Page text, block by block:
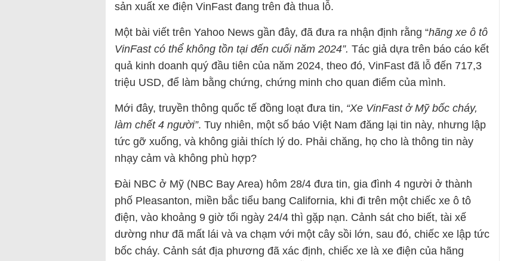
sản xuất xe điện VinFast đang trên đà thua lỗ.
Một bài viết trên Yahoo News gần đây, đã đưa ra nhận định rằng “hãng xe ô tô
VinFast có thể không tồn tại đến cuối năm 2024”. Tác giả dựa trên báo cáo kết
quả kinh doanh quý đầu tiên của năm 2024, theo đó, VinFast đã lỗ đến 717,3
triệu USD, để làm bằng chứng, chứng minh cho quan điểm của mình.
Mới đây, truyền thông quốc tế đồng loạt đưa tin, “Xe VinFast ở Mỹ bốc cháy,
làm chết 4 người”. Tuy nhiên, một số báo Việt Nam đăng lại tin này, nhưng lập
tức gỡ xuống, và không giải thích lý do. Phải chăng, họ cho là thông tin này
nhạy cảm và không phù hợp?
Đài NBC ở Mỹ (NBC Bay Area) hôm 28/4 đưa tin, gia đình 4 người ở thành
phố Pleasanton, miền bắc tiểu bang California, khi đi trên một chiếc xe ô tô
điện, vào khoảng 9 giờ tối ngày 24/4 thì gặp nạn. Cảnh sát cho biết, tài xế
dường như đã mất lái và va chạm với một cây sồi lớn, sau đó, chiếc xe lập tức
bốc cháy. Cảnh sát địa phương đã xác định, chiếc xe là xe điện của hãng